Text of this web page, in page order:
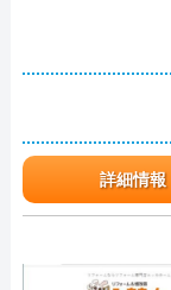
詳細情報